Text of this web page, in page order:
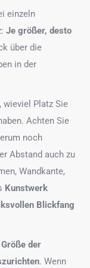
einzeln
Je größer, desto
über die
in der
wieviel Platz Sie
Achten Sie
noch
Abstand auch zu
Wandkante,
Kunstwerk
Blickfang
Größe der
. Wenn